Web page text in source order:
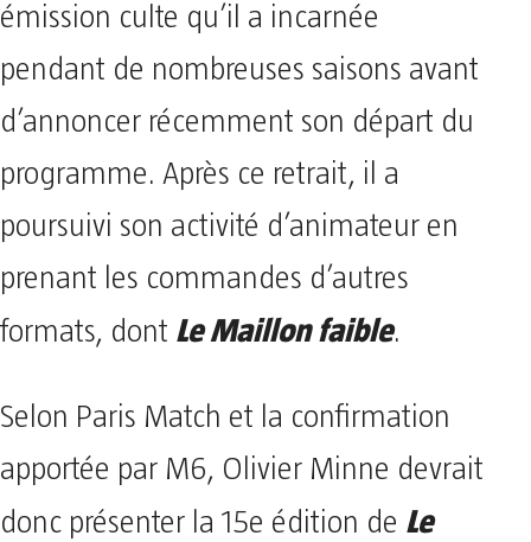
émission culte qu’il a incarnée
pendant de nombreuses saisons avant
d’annoncer récemment son départ du
programme. Après ce retrait, il a
poursuivi son activité d’animateur en
prenant les commandes d’autres
formats, dont Le Maillon faible.
Selon Paris Match et la confirmation
apportée par M6, Olivier Minne devrait
donc présenter la 15e édition de Le